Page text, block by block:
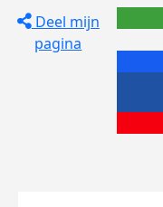
Deel mijn
pagina